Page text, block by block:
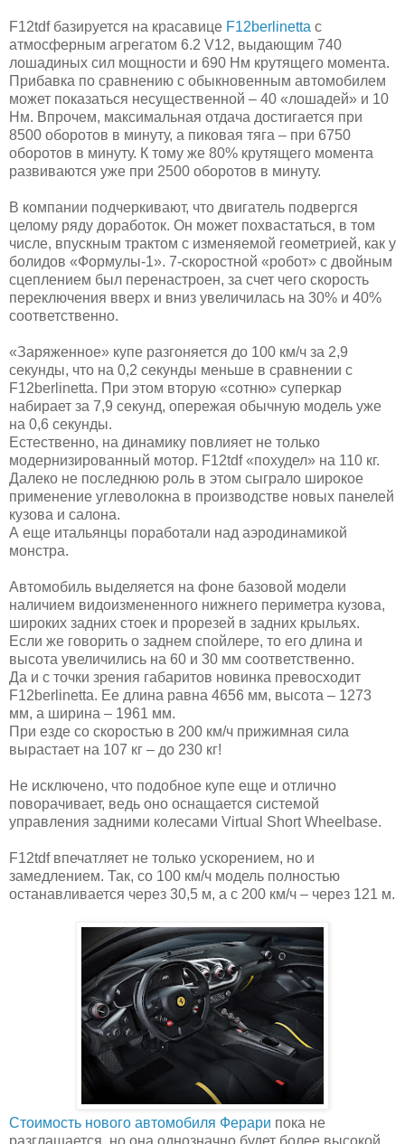
F12tdf базируется на красавице F12berlinetta с
атмосферным агрегатом 6.2 V12, выдающим 740
лошадиных сил мощности и 690 Нм крутящего момента.
Прибавка по сравнению с обыкновенным автомобилем
может показаться несущественной – 40 «лошадей» и 10
Нм. Впрочем, максимальная отдача достигается при
8500 оборотов в минуту, а пиковая тяга – при 6750
оборотов в минуту. К тому же 80% крутящего момента
развиваются уже при 2500 оборотов в минуту.
В компании подчеркивают, что двигатель подвергся
целому ряду доработок. Он может похвастаться, в том
числе, впускным трактом с изменяемой геометрией, как у
болидов «Формулы-1». 7-скоростной «робот» с двойным
сцеплением был перенастроен, за счет чего скорость
переключения вверх и вниз увеличилась на 30% и 40%
соответственно.
«Заряженное» купе разгоняется до 100 км/ч за 2,9
секунды, что на 0,2 секунды меньше в сравнении с
F12berlinetta. При этом вторую «сотню» суперкар
набирает за 7,9 секунд, опережая обычную модель уже
на 0,6 секунды.
Естественно, на динамику повлияет не только
модернизированный мотор. F12tdf «похудел» на 110 кг.
Далеко не последнюю роль в этом сыграло широкое
применение углеволокна в производстве новых панелей
кузова и салона.
А еще итальянцы поработали над аэродинамикой
монстра.
Автомобиль выделяется на фоне базовой модели
наличием видоизмененного нижнего периметра кузова,
широких задних стоек и прорезей в задних крыльях.
Если же говорить о заднем спойлере, то его длина и
высота увеличились на 60 и 30 мм соответственно.
Да и с точки зрения габаритов новинка превосходит
F12berlinetta. Ее длина равна 4656 мм, высота – 1273
мм, а ширина – 1961 мм.
При езде со скоростью в 200 км/ч прижимная сила
вырастает на 107 кг – до 230 кг!
Не исключено, что подобное купе еще и отлично
поворачивает, ведь оно оснащается системой
управления задними колесами Virtual Short Wheelbase.
F12tdf впечатляет не только ускорением, но и
замедлением. Так, со 100 км/ч модель полностью
останавливается через 30,5 м, а с 200 км/ч – через 121 м.
Стоимость нового автомобиля Ферари пока не
разглашается, но она однозначно будет более высокой,